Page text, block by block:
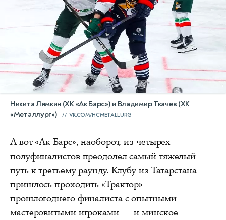
Никита Лямкин (ХК «Ак Барс») и Владимир Ткачев (ХК
«Металлург»)
VK.COM/HCMETALLURG
А вот «Ак Барс», наоборот, из четырех
полуфиналистов преодолел самый тяжелый
путь к третьему раунду. Клубу из Татарстана
пришлось проходить «Трактор» —
прошлогоднего финалиста с опытными
мастеровитыми игроками — и минское